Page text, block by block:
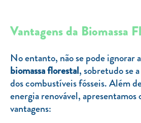
Vantagens da Biomassa
No entanto, não se pode ignorar
biomassa florestal, sobretudo se
dos combustíveis fósseis. Além
energia renovável, apresentamos
vantagens: